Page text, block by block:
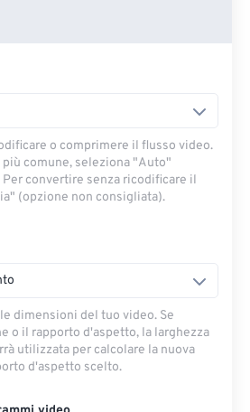
o comprimere il flusso video.
comune, seleziona "Auto"
convertire senza ricodificare il
(opzione non consigliata).
dimensioni del tuo video. Se
o il rapporto d'aspetto, la larghezza
utilizzata per calcolare la nuova
d'aspetto scelto.